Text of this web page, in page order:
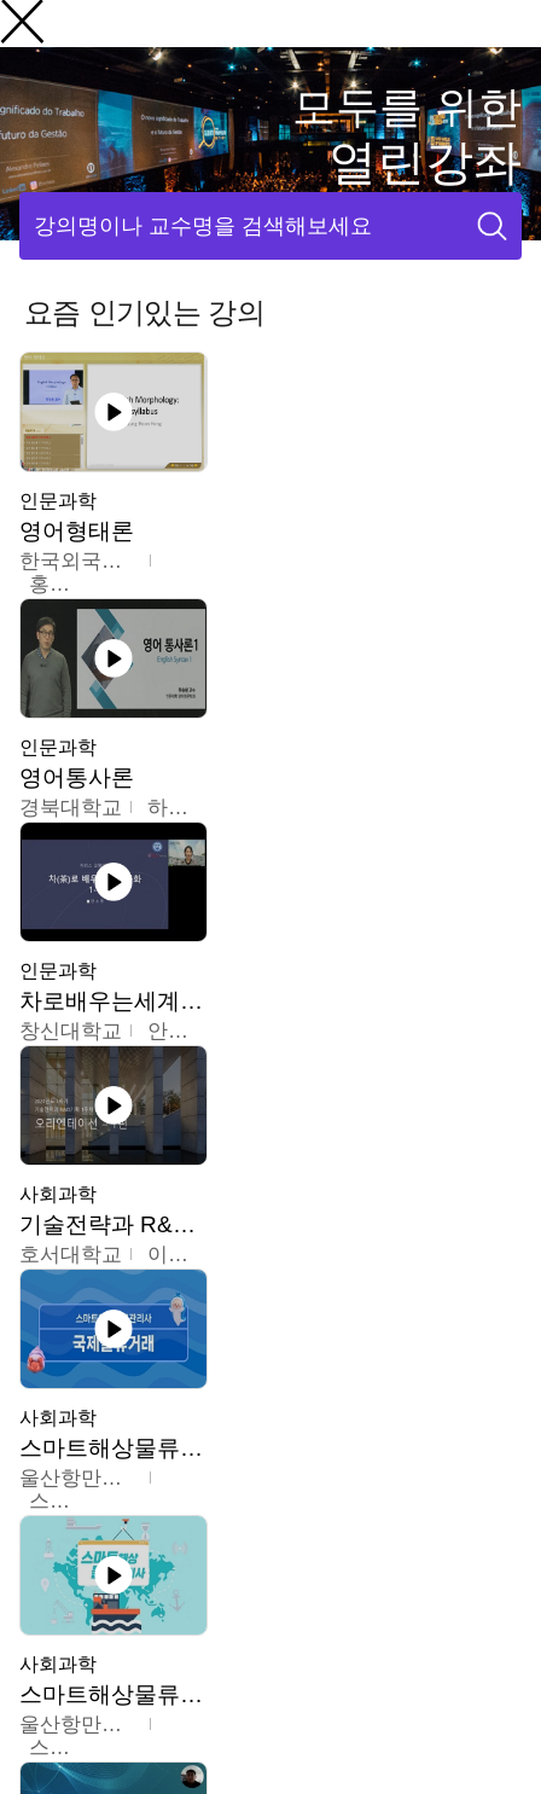
모두를 위한
열린강좌
강의명이나 교수명을 검색해보세요
요즘 인기있는 강의
인문과학
영어형태론
한국외국어대학교
홍성훈
인문과학
영어통사론
경북대학교 하승완
인문과학
차로배우는세계문화
창신대학교 안소영
사회과학
기술전략과 R&D기획
호서대학교 이원희
사회과학
스마트해상물류관리사 교육과정
울산항만공사
스마트해상물류관리사 교육위원회
사회과학
스마트해상물류관리사 교육과정2
울산항만공사
스마트해상물류관리사 교육위원회